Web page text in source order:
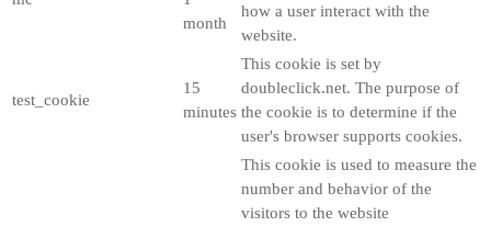
month
how a user interact with the
website.
test_cookie
15
minutes
This cookie is set by
doubleclick.net. The purpose of
the cookie is to determine if the
user's browser supports cookies.
This cookie is used to measure the
number and behavior of the
visitors to the website